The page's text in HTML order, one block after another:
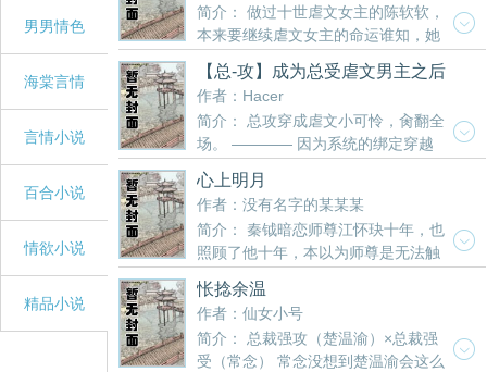
男男情色
海棠言情
言情小说
百合小说
情欲小说
精品小说
不会写重口，不过尺度也没有那么大什么人兽/qj都不
会发生，毕竟这是一篇披着虐文马甲的小甜文 大概1
－3天更新一次，状态好会日更，不更会请假。希望大
家能多多评论投票票，笔芯ai各位小公主！ 一受五攻
攻1顾轻鸿 攻2柳羽亭 攻3闻江鸣 攻5历湛 攻4历彻
受 清韵 各位书友要是觉得《春江花月夜》还不错的
话请不要忘记向您QQ群和微博里的朋友推荐哦！
简介： 做过十世虐文女主的陈软软，
本来要继续虐文女主的命运谁知，她
的命运被一本《男xing生殖大全》砸中头部后彻底改
变了。她有了使男人受孕的能力登场预告：? ? ? ? ?
?1）古早校园F4? ? ? ? ? ?2）霸道总裁带球追? ? ?
? ? ?3）被掳进山沟沟的ai? ? ? ? ? ?4）黑道大哥恋
上我? ? ? ? ? ?5）最终章：xue兄弟结拜之勇者斗恶
龙食用须知：? ? ? ?非快穿，只是陈软软比较倒霉而
已? ? ? ? NP，作者放飞自我，? ? ? ? 反套路振兴古
早文。（才怪）? ? ? ? 日更，求收藏求珍珠，点击文
章评分即可。 ? ? ? ? ? 单机的我渴望感受到你们的
ai? ? ? ? 喜欢看的话请多留言蟹蟹 各位书友要是觉得
《虐文女主画风不对[NP]》还不错的话请不要忘记向
您QQ群和微博里的朋友推荐哦！
【总-攻】成为总受虐文男主之后
作者：Hacer
简介： 总攻穿成虐文小可怜，肏翻全
场。 ———— 因为系统的绑定穿越
到了总受rou文中的男主小可怜，谢燃表示这辈子都不
可能做受！ 他要靠着自己的能力颠覆原本的剧情，达
到虐渣成就。 【校园篇】 1. 贵族王子被狠肏，羞耻
play叫主人 ...高冷学霸xing成瘾，一天不草就发sao ...
叛逆校霸被鞭打，浑身虐痕ai当狗 ...学院男神ai口交，
喜欢jing液成便器 ...... 热ai强制play，视频照片威胁，
喜欢受恨而不得其法，只能一边谩骂一边被强行肏尿
总攻，np，攻只走肾，受宠攻 各位书友要是觉得
《【总-攻】成为总受虐文男主之后》还不错的话请不
心上明月
作者：没有名字的某某某
简介： 秦钺暗恋师尊江怀玦十年，也
照顾了他十年，本以为师尊是无法触
及的山间明月，谁料一朝变故，竟发现师尊是双xing
体质。 江怀玦腿间有两朵美不胜收的花，从小体内yin
气过剩而阳气不足。受极yin体质所累，自幼体弱多
病，虽修为极高，却常常因身体原因不能发挥所有。
当最后一层衣袍被褪下，腿间的娇花再无从遁形，又
怅捻余温
作者：仙女小号
简介： 总裁强攻（楚温渝）×总裁强
受（常念） 常念没想到楚温渝会这么